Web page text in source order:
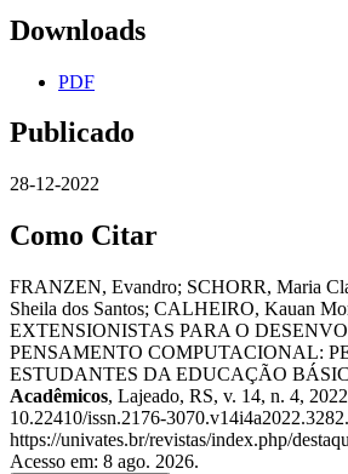
Downloads
PDF
Publicado
28-12-2022
Como Citar
FRANZEN, Evandro; SCHORR, Maria
Sheila dos Santos; CALHEIRO, Kauan
EXTENSIONISTAS PARA O
PENSAMENTO COMPUTACIONAL:
ESTUDANTES DA EDUCAÇÃO
Acadêmicos, Lajeado, RS, v. 14, n. 4,
10.22410/issn.2176-
https://univates.br/revistas/index.php/
Acesso em: 8 ago. 2026.